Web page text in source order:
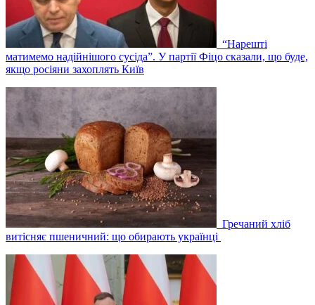
“Нарешті
матимемо надійнішого сусіда”. У партії Фіцо сказали, що буде,
якщо росіяни захоплять Київ
Гречаний хліб
витісняє пшеничний: що обирають українці